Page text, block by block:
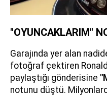
"OYUNCAKLARIM"
Garajında yer alan
fotoğraf çektiren
paylaştığı gönderisine
notunu düştü.